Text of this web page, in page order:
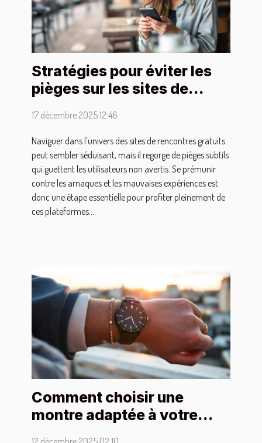
Stratégies pour éviter les
pièges sur les sites de
rencontres gratuits
17 décembre 2025 12:46
Naviguer dans l’univers des sites de rencontres gratuits
peut sembler séduisant, mais il regorge de pièges subtils
qui guettent les utilisateurs non avertis. Se prémunir
contre les arnaques et les mauvaises expériences est
donc une étape essentielle pour profiter pleinement de
ces plateformes....
Comment choisir une
montre adaptée à votre
style vestimentaire ?